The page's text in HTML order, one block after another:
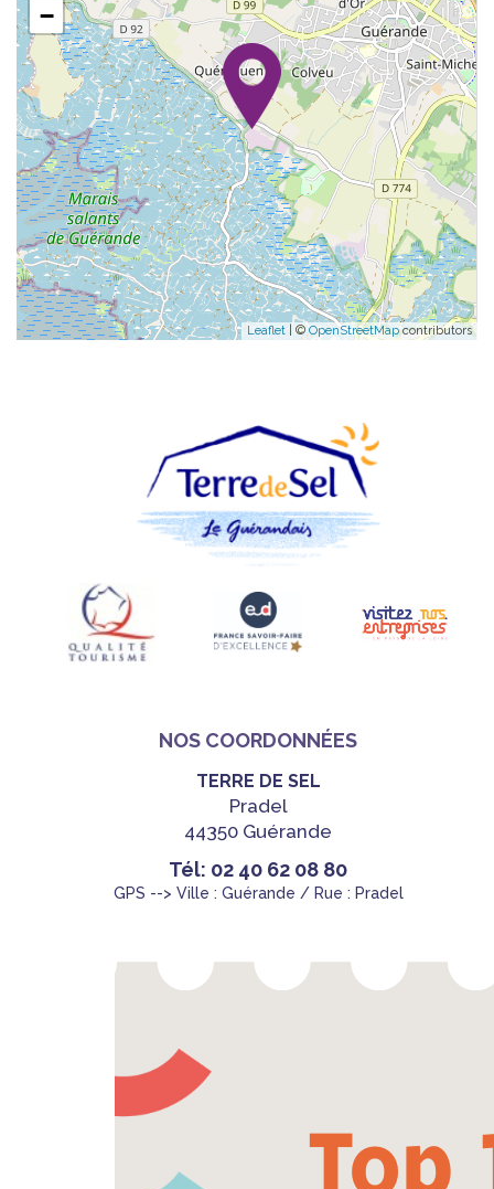
−
Leaflet | © OpenStreetMapcontributors
NOS COORDONNÉES
TERRE DE SEL
Pradel
44350 Guérande
Tél: 02 40 62 08 80
GPS --> Ville : Guérande / Rue : Pradel